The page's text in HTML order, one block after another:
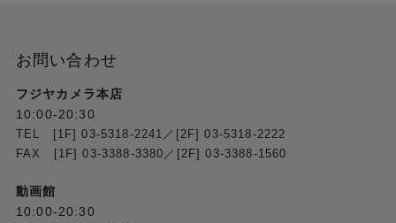
お問い合わせ
フジヤカメラ本店
10:00-20:30
TEL [1F] 03-5318-2241／[2F] 03-5318-2222
FAX [1F] 03-3388-3380／[2F] 03-3388-1560
動画館
10:00-20:30